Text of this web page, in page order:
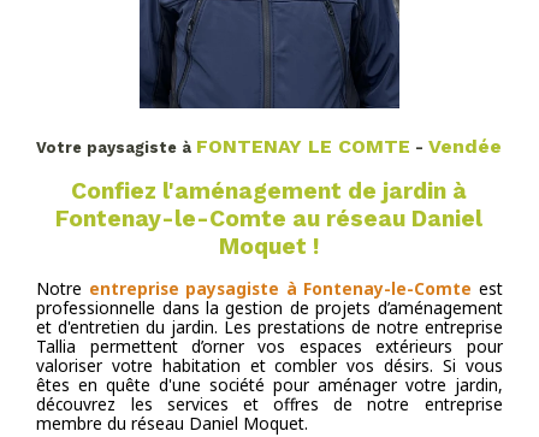
Votre paysagiste à FONTENAY LE COMTE -Vendée
Confiez l'aménagement de jardin à
Fontenay-le-Comte au réseau Daniel
Moquet !
Notre entreprise paysagiste à Fontenay-le-Comte est
professionnelle dans la gestion de projets d’aménagement
et d'entretien du jardin. Les prestations de notre entreprise
Tallia permettent d’orner vos espaces extérieurs pour
valoriser votre habitation et combler vos désirs. Si vous
êtes en quête d'une société pour aménager votre jardin,
découvrez les services et offres de notre entreprise
membre du réseau Daniel Moquet.